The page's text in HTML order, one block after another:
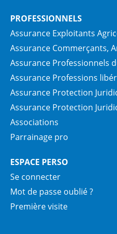
PROFESSIONNELS
Assurance Exploitants
Assurance Commerçants,
Assurance Professionnels
Assurance Professions
Assurance Protection
Assurance Protection
Associations
Parrainage pro
ESPACE PERSO
Se connecter
Mot de passe oublié ?
Première visite